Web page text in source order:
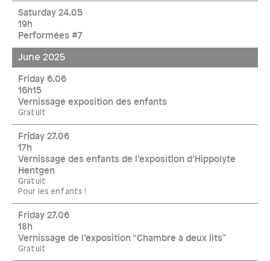
Saturday 24.05
19h
Performées #7
June 2025
Friday 6.06
16h15
Vernissage exposition des enfants
Gratuit
Friday 27.06
17h
Vernissage des enfants de l’exposition d’Hippolyte
Hentgen
Gratuit
Pour les enfants !
Friday 27.06
18h
Vernissage de l’exposition “Chambre à deux lits”
Gratuit